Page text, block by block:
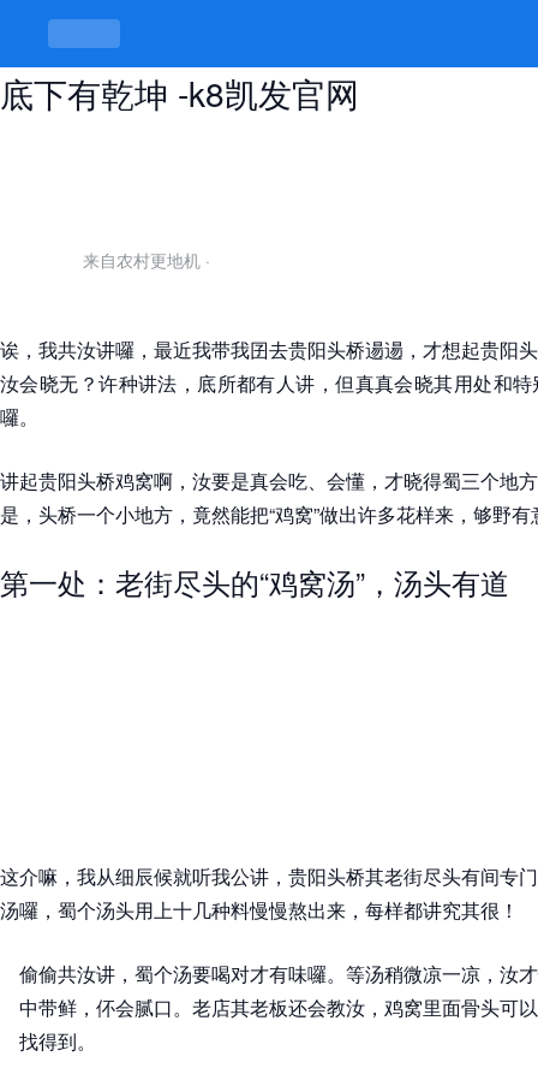
贵阳头桥鸡窝最出名三个地方，鸡窝
底下有乾坤 -k8凯发官网
来自农村更地机 ·
诶，我共汝讲囉，最近我带我囝去贵阳头桥逿逿，才想起贵阳
汝会晓无？许种讲法，底所都有人讲，但真真会晓其用处和
囉。
讲起贵阳头桥鸡窝啊，汝要是真会吃、会懂，才晓得蜀三个地
是，头桥一个小地方，竟然能把“鸡窝”做出许多花样来，够野
第一处：老街尽头的“鸡窝汤”，汤头有道
这介嘛，我从细辰候就听我公讲，贵阳头桥其老街尽头有间专
汤囉，蜀个汤头用上十几种料慢慢熬出来，每样都讲究其很！
偷偷共汝讲，蜀个汤要喝对才有味囉。等汤稍微凉一凉，汝
中带鲜，伓会腻口。老店其老板还会教汝，鸡窝里面骨头可
找得到。